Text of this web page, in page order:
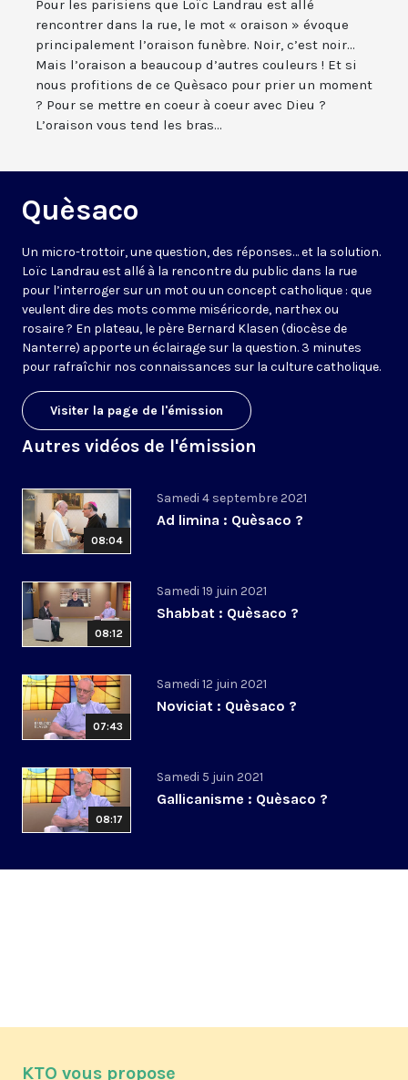
Pour les parisiens que Loïc Landrau est allé
rencontrer dans la rue, le mot « oraison » évoque
principalement l’oraison funèbre. Noir, c’est noir...
Mais l’oraison a beaucoup d’autres couleurs ! Et si
nous profitions de ce Quèsaco pour prier un moment
? Pour se mettre en coeur à coeur avec Dieu ?
L’oraison vous tend les bras...
Quèsaco
Un micro-trottoir, une question, des réponses… et la solution.
Loïc Landrau est allé à la rencontre du public dans la rue
pour l’interroger sur un mot ou un concept catholique : que
veulent dire des mots comme miséricorde, narthex ou
rosaire ? En plateau, le père Bernard Klasen (diocèse de
Nanterre) apporte un éclairage sur la question. 3 minutes
pour rafraîchir nos connaissances sur la culture catholique.
Visiter la page de l'émission
Autres vidéos de l'émission
08:04
Samedi 4 septembre 2021
Ad limina : Quèsaco ?
08:12
Samedi 19 juin 2021
Shabbat : Quèsaco ?
07:43
Samedi 12 juin 2021
Noviciat : Quèsaco ?
08:17
Samedi 5 juin 2021
Gallicanisme : Quèsaco ?
KTO vous propose